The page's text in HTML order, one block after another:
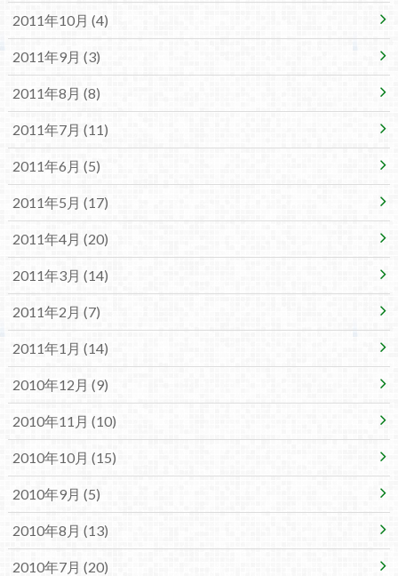
2011年10月 (4)
2011年9月 (3)
2011年8月 (8)
2011年7月 (11)
2011年6月 (5)
2011年5月 (17)
2011年4月 (20)
2011年3月 (14)
2011年2月 (7)
2011年1月 (14)
2010年12月 (9)
2010年11月 (10)
2010年10月 (15)
2010年9月 (5)
2010年8月 (13)
2010年7月 (20)